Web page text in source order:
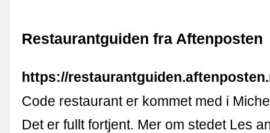
Restaurantguiden fra Aftenposten
https://
Code restaurant er kommet med i
Det er fullt fortjent. Mer om stedet Les